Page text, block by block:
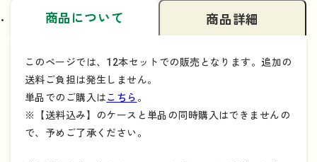
商品について 商品詳細
このページでは、12本セットでの販売となります。追加の
送料ご負担は発生しません。
単品でのご購入はこちら 。
※【送料込み】のケースと単品の同時購入はできませんの
で、予めご了承ください。